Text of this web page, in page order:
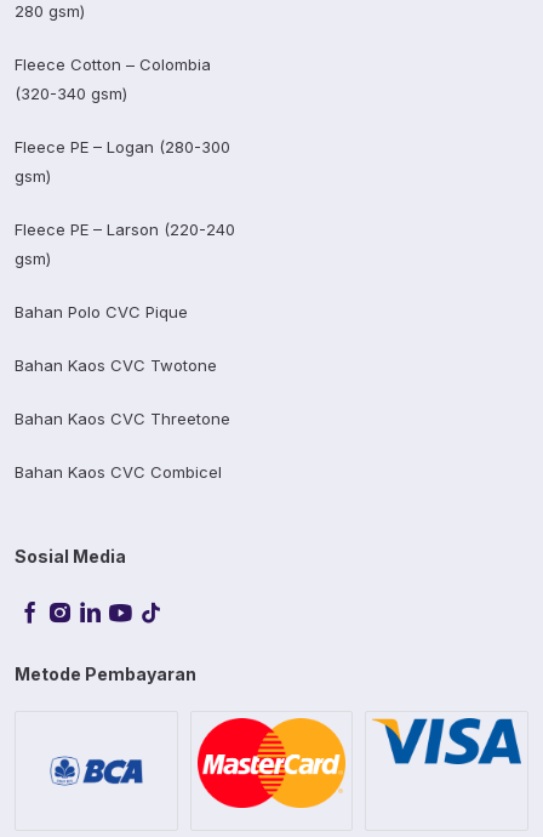
280 gsm)
Fleece Cotton – Colombia
(320-340 gsm)
Fleece PE – Logan (280-300
gsm)
Fleece PE – Larson (220-240
gsm)
Bahan Polo CVC Pique
Bahan Kaos CVC Twotone
Bahan Kaos CVC Threetone
Bahan Kaos CVC Combicel
Sosial Media
Metode Pembayaran